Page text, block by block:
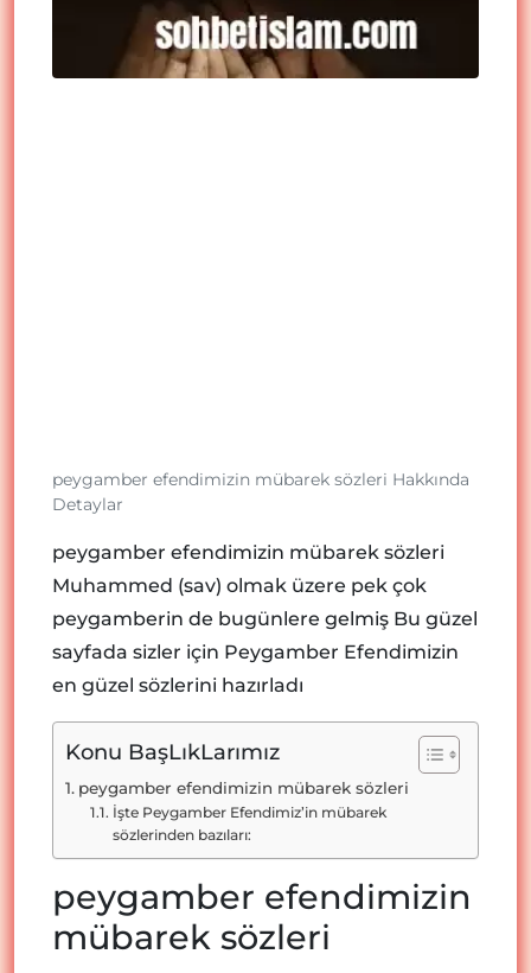
peygamber efendimizin mübarek sözleri Hakkında
Detaylar
peygamber efendimizin mübarek sözleri
Muhammed (sav) olmak üzere pek çok
peygamberin de bugünlere gelmiş Bu güzel
sayfada sizler için Peygamber Efendimizin
en güzel sözlerini hazırladı
Konu BaşLıkLarımız
peygamber efendimizin mübarek sözleri
İşte Peygamber Efendimiz’in mübarek
sözlerinden bazıları:
peygamber efendimizin
mübarek sözleri